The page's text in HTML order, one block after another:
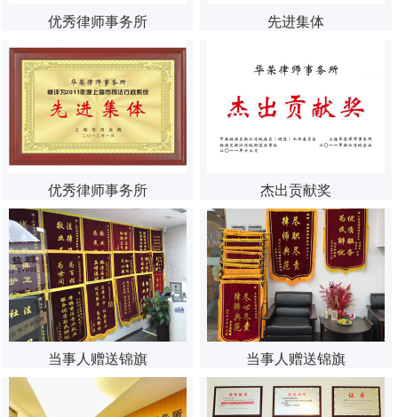
优秀律师事务所 先进集体
优秀律师事务所 杰出贡献奖
当事人赠送锦旗 当事人赠送锦旗